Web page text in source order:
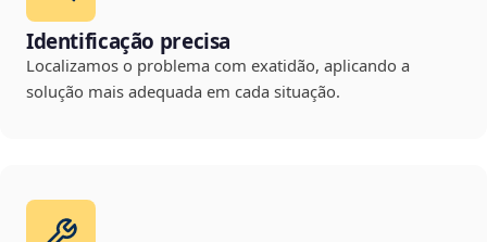
Identificação precisa
Localizamos o problema com exatidão, aplicando a
solução mais adequada em cada situação.